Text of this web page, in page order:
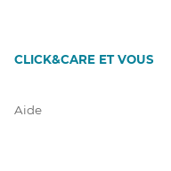
CLICK&CARE ET VOUS
Aide